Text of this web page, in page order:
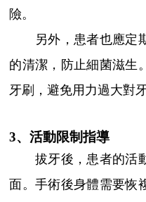
險。
另外，患者也應定期
的清潔，防止細菌滋生
牙刷，避免用力過大對
3、活動限制指導
拔牙後，患者的活動
面。手術後身體需要恢